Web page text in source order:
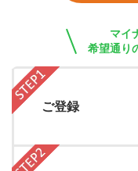
マイ
希望通り
ご登録